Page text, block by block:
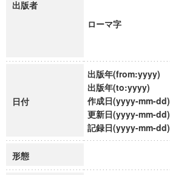
出版者
ローマ字
日付
出版年(from:yyyy)
出版年(to:yyyy)
作成日(yyyy-mm-dd)
更新日(yyyy-mm-dd)
記録日(yyyy-mm-dd)
形態